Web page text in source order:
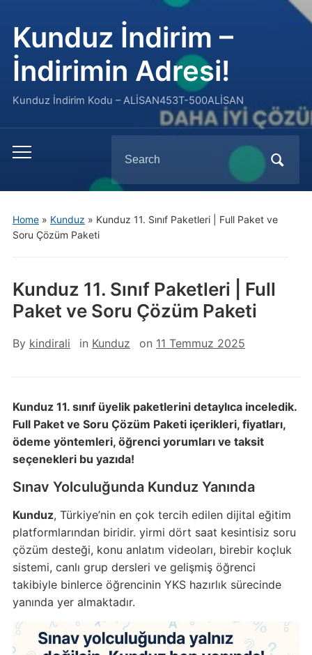
Kunduz İndirim –
İndirimin Adresi!
Kunduz İndirim Kodu – ALİSAN453T-500ALİSAN
Toggle
menu
for:
Home» Kunduz » Kunduz 11. Sınıf Paketleri | Full Paket ve
Soru Çözüm Paketi
Kunduz 11. Sınıf Paketleri | Full
Paket ve Soru Çözüm Paketi
By kindirali in Kunduz on 11 Temmuz 2025
Kunduz 11. sınıf üyelik paketlerini detaylıca inceledik.
Full Paket ve Soru Çözüm Paketi içerikleri, fiyatları,
ödeme yöntemleri, öğrenci yorumları ve taksit
seçenekleri bu yazıda!
Sınav Yolculuğunda Kunduz Yanında
Kunduz, Türkiye’nin en çok tercih edilen dijital eğitim
platformlarından biridir. yirmi dört saat kesintisiz soru
çözüm desteği, konu anlatım videoları, birebir koçluk
sistemi, canlı grup dersleri ve gelişmiş öğrenci
takibiyle binlerce öğrencinin YKS hazırlık sürecinde
yanında yer almaktadır.